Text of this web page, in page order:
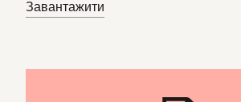
Завантажити